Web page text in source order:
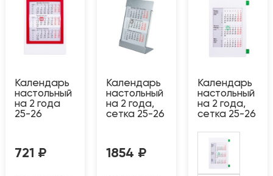
Календарь
настольный
на 2 года
25-26
721 ₽
Календарь
настольный
на 2 года,
сетка 25-26
1854 ₽
Календарь
настольный
на 2 года,
сетка 25-26